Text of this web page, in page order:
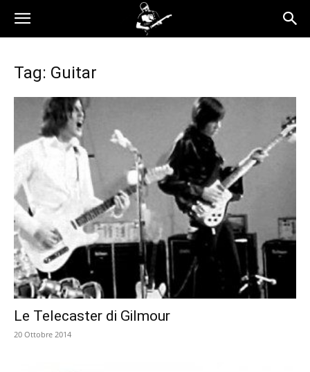
Tag: Guitar
Le Telecaster di Gilmour
20 Ottobre 2014